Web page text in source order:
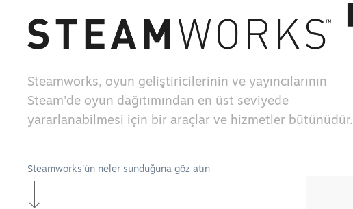
Steamworks, oyun geliştiricilerinin ve yayıncılarının
Steam'de oyun dağıtımından en üst seviyede
yararlanabilmesi için bir araçlar ve hizmetler bütünüdür.
Steamworks'ün neler sunduğuna göz atın